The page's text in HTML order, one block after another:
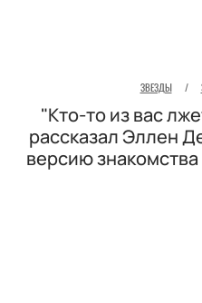
ЗВЕЗДЫ /
"Кто-то из вас
рассказал Эллен
версию